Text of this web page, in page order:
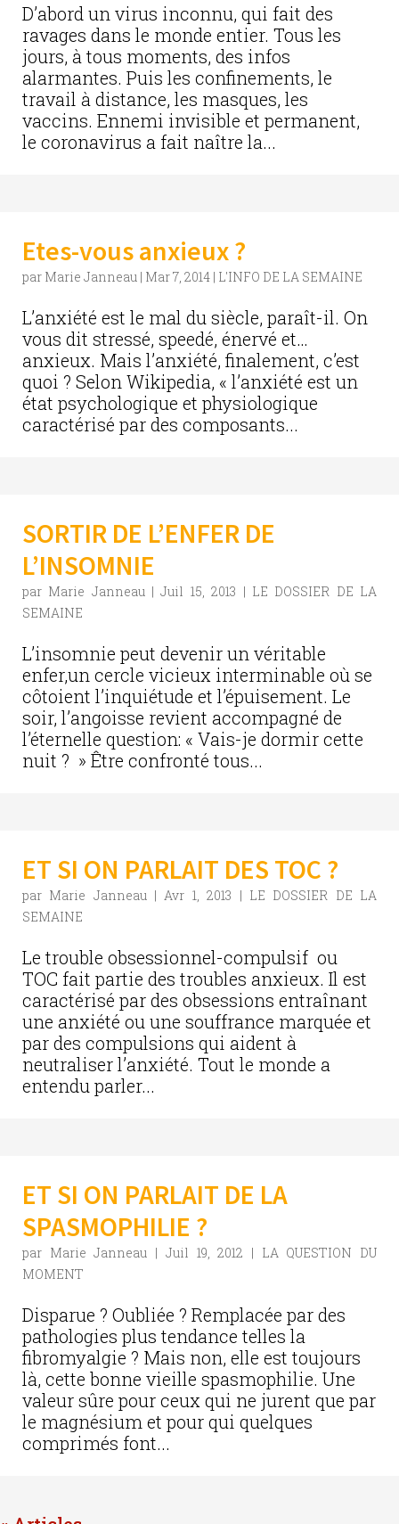
D’abord un virus inconnu, qui fait des
ravages dans le monde entier. Tous les
jours, à tous moments, des infos
alarmantes. Puis les confinements, le
travail à distance, les masques, les
vaccins. Ennemi invisible et permanent,
le coronavirus a fait naître la...
Etes-vous anxieux ?
par Marie Janneau | Mar 7, 2014 | L'INFO DE LA SEMAINE
L’anxiété est le mal du siècle, paraît-il. On
vous dit stressé, speedé, énervé et…
anxieux. Mais l’anxiété, finalement, c’est
quoi ? Selon Wikipedia, « l’anxiété est un
état psychologique et physiologique
caractérisé par des composants...
SORTIR DE L’ENFER DE
L’INSOMNIE
par Marie Janneau|Juil 15, 2013 | LE DOSSIER DE LA
SEMAINE
L’insomnie peut devenir un véritable
enfer,un cercle vicieux interminable où se
côtoient l’inquiétude et l’épuisement. Le
soir, l’angoisse revient accompagné de
l’éternelle question: « Vais-je dormir cette
nuit ? » Être confronté tous...
ET SI ON PARLAIT DES TOC ?
par Marie Janneau|Avr 1, 2013 | LE DOSSIER DE LA
SEMAINE
Le trouble obsessionnel-compulsif ou
TOC fait partie des troubles anxieux. Il est
caractérisé par des obsessions entraînant
une anxiété ou une souffrance marquée et
par des compulsions qui aident à
neutraliser l’anxiété. Tout le monde a
entendu parler...
ET SI ON PARLAIT DE LA
SPASMOPHILIE ?
par Marie Janneau | Juil 19, 2012 | LA QUESTION DU
MOMENT
Disparue ? Oubliée ? Remplacée par des
pathologies plus tendance telles la
fibromyalgie ? Mais non, elle est toujours
là, cette bonne vieille spasmophilie. Une
valeur sûre pour ceux qui ne jurent que par
le magnésium et pour qui quelques
comprimés font...